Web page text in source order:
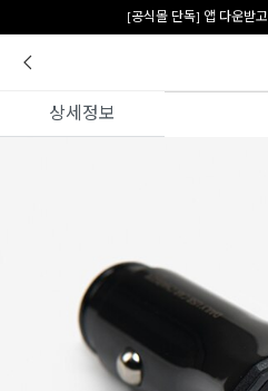
[공식몰 단독] 앱 다운받고
상세정보